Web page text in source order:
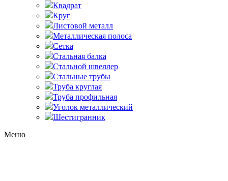
Квадрат
Круг
Листовой металл
Металлическая полоса
Сетка
Стальная балка
Стальной швеллер
Стальные трубы
Труба круглая
Труба профильная
Уголок металлический
Шестигранник
Меню